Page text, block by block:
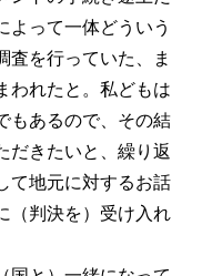
よって一体どういう
査を行っていた、ま
われたと。私どもは
もあるので、その結
だきたいと、繰り返
て地元に対するお話
（判決を）受け入れ